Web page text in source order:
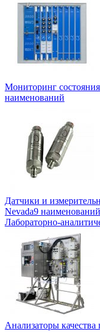
Мониторинг
наименований
Датчики и
Nevada9 наименований
Лабораторно-
Анализаторы качества